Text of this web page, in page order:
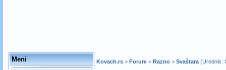
Meni
Kovach.rs> Forum > Razno> Svaštara(Urednik: